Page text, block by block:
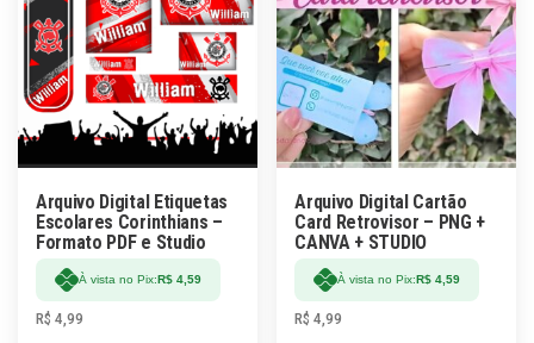
Arquivo Digital Etiquetas
Escolares Corinthians –
Formato PDF e Studio
À vista no Pix:R$ 4,59
R$ 4,99
Arquivo Digital Cartão
Card Retrovisor – PNG +
CANVA + STUDIO
À vista no Pix:R$ 4,59
R$ 4,99